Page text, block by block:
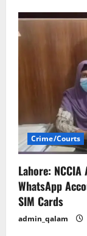
Crime/Courts
Lahore:
WhatsApp
SIM Cards
admin_qalam